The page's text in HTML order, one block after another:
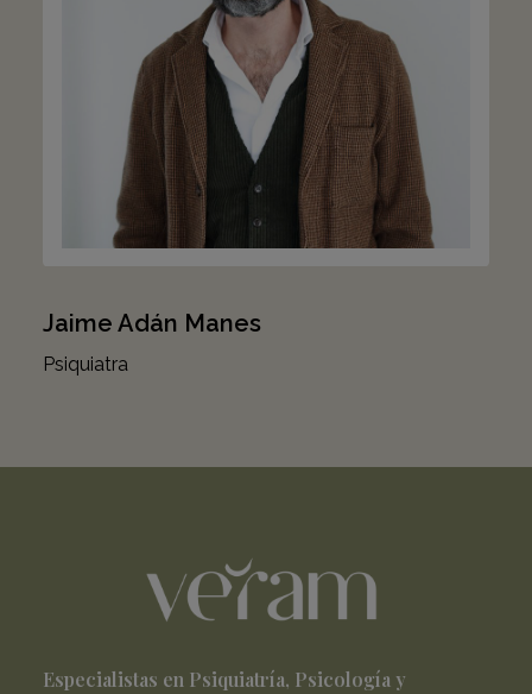
Jaime Adán Manes
Psiquiatra
Especialistas en Psiquiatría, Psicología y